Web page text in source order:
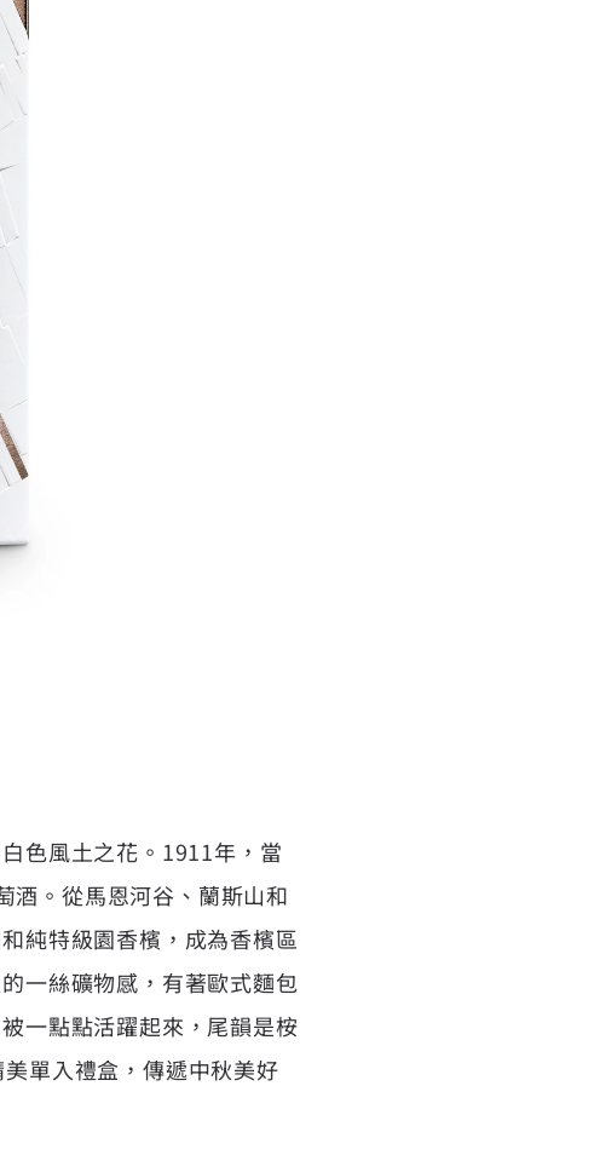
色風土之花。1911年，當
。從馬恩河谷、蘭斯山和
純特級園香檳，成為香檳區
一絲礦物感，有著歐式麵包
一點點活躍起來，尾韻是桉
單入禮盒，傳遞中秋美好